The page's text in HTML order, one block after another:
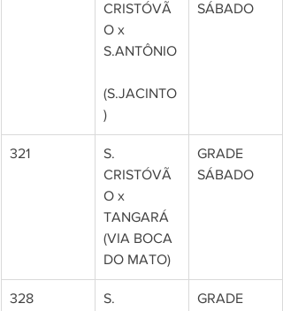
CRISTÓVÃ
O x
S.ANTÔNIO
(S.JACINTO
)
SÁBADO
321
S.
CRISTÓVÃ
O x
TANGARÁ
(VIA BOCA
DO MATO)
GRADE
SÁBADO
328
S.
GRADE